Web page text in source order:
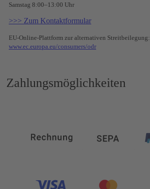
Samstag 8:00–13:00 Uhr
>>> Zum Kontaktformular
EU-Online-Plattform zur alternativen Streitbeilegung:
www.ec.europa.eu/consumers/odr
Zahlungsmöglichkeiten